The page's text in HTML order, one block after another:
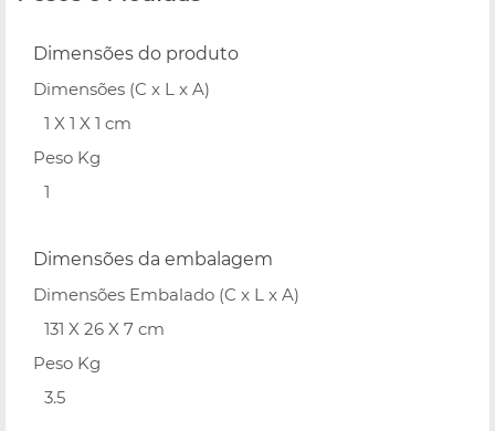
Dimensões do produto
Dimensões (C x L x A)
1 X 1 X 1 cm
Peso Kg
1
Dimensões da embalagem
Dimensões Embalado (C x L x A)
131 X 26 X 7 cm
Peso Kg
3.5